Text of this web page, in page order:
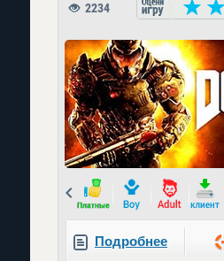
2234
Prev
Подробнее